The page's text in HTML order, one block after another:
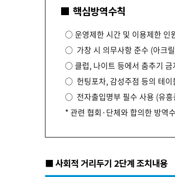
■ 핵심방역수칙
○ 운영제한 시간 및 이용제한 인
○ 가창 시 의무사항 준수 (아크
○ 클럽, 나이트 등에서 춤추기
○ 헌팅포차, 감성주점 등의 테이
○ 전자출입명부 필수 사용 (유흥
* 관련 협회·단체와 합의한 방역
■ 사회적 거리두기 2단계 조치내용